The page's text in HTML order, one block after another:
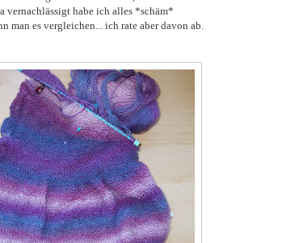
vernachlässigt habe ich alles *schäm*
man es vergleichen... ich rate aber davon ab.